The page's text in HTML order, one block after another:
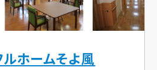
ホームそよ風